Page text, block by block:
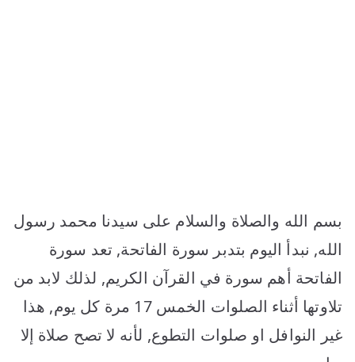
بسم الله والصلاة والسلام على سيدنا محمد رسول
الله, نبدأ اليوم بتدبر سورة الفاتحة, تعد سورة
الفاتحة أهم سورة في القرآن الكريم, لذلك لابد من
تلاوتها أثناء الصلوات الخمس 17 مرة كل يوم, هذا
غير النوافل او صلوات التطوع, لأنه لا تصح صلاة إلا